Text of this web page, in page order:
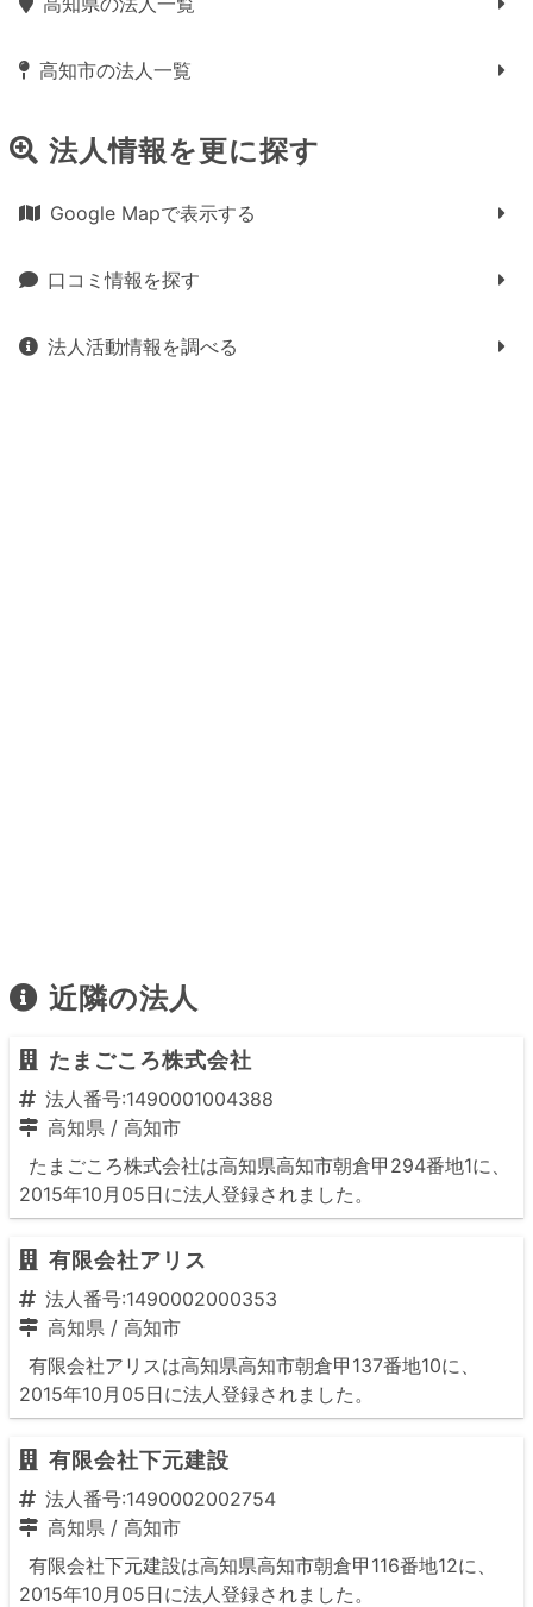
高知市の法人一覧
法人情報を更に探す
Google Mapで表示する
口コミ情報を探す
法人活動情報を調べる
近隣の法人
たまごころ株式会社
法人番号:1490001004388
高知県 / 高知市
たまごころ株式会社は高知県高知市朝倉甲294番地1に、
2015年10月05日に法人登録されました。
有限会社アリス
法人番号:1490002000353
高知県 / 高知市
有限会社アリスは高知県高知市朝倉甲137番地10に、
2015年10月05日に法人登録されました。
有限会社下元建設
法人番号:1490002002754
高知県 / 高知市
有限会社下元建設は高知県高知市朝倉甲116番地12に、
2015年10月05日に法人登録されました。